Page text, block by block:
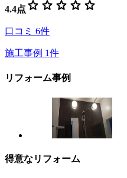
4.4点 star star star star star
口コミ 6件
施工事例 1件
リフォーム事例
得意なリフォーム